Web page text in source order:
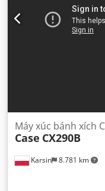
Karsin 8.781 km
Máy xúc bánh xích
Case CX290B